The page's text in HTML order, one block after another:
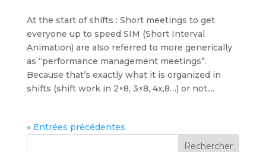
At the start of shifts : Short meetings to get
everyone up to speed SIM (Short Interval
Animation) are also referred to more generically
as “performance management meetings”.
Because that’s exactly what it is organized in
shifts (shift work in 2×8, 3×8, 4x,8…) or not,...
« Entrées précédentes
Rechercher